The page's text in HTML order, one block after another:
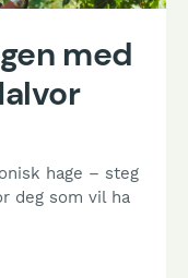
hage – steg
deg som vil ha